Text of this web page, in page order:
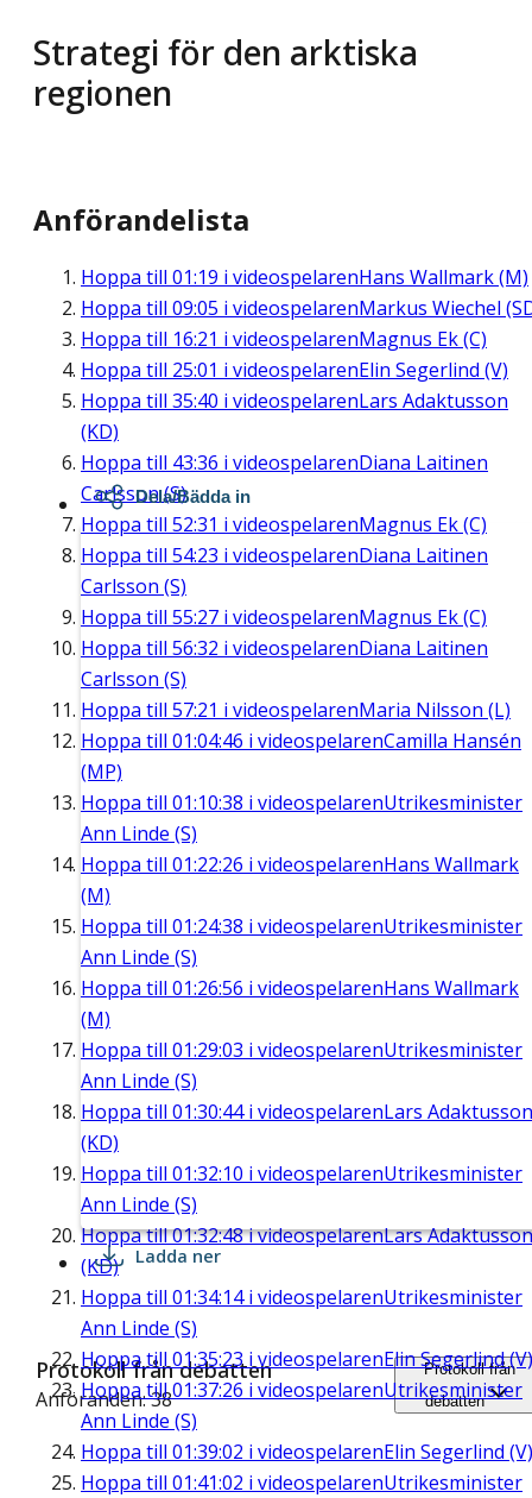
Strategi för den arktiska
regionen
Anförandelista
Hoppa till 01:19 i videospelarenHans Wallmark (M)
Hoppa till 09:05 i videospelarenMarkus Wiechel
Hoppa till 16:21 i videospelarenMagnus Ek (C)
Hoppa till 25:01 i videospelarenElin Segerlind (V)
Hoppa till 35:40 i videospelarenLars Adaktusson
(KD)
Hoppa till 43:36 i videospelarenDiana Laitinen
Carlsson (S)
Hoppa till 52:31 i videospelarenMagnus Ek (C)
Hoppa till 54:23 i videospelarenDiana Laitinen
Carlsson (S)
Hoppa till 55:27 i videospelarenMagnus Ek (C)
Hoppa till 56:32 i videospelarenDiana Laitinen
Carlsson (S)
Hoppa till 57:21 i videospelarenMaria Nilsson (L)
Hoppa till 01:04:46 i videospelarenCamilla Hansén
(MP)
Hoppa till 01:10:38 i videospelarenUtrikesminister
Ann Linde (S)
Hoppa till 01:22:26 i videospelarenHans Wallmark
(M)
Hoppa till 01:24:38 i videospelarenUtrikesminister
Ann Linde (S)
Hoppa till 01:26:56 i videospelarenHans Wallmark
(M)
Hoppa till 01:29:03 i videospelarenUtrikesminister
Ann Linde (S)
Hoppa till 01:30:44i videospelarenLars Adaktusson
(KD)
Hoppa till 01:32:10 i videospelarenUtrikesminister
Ann Linde (S)
Hoppa till01:32:48i videospelarenLars Adaktusson
(KD)
Hoppa till 01:34:14i videospelarenUtrikesminister
Ann Linde (S)
Hoppa till 01:35:23 i videospelarenElin Segerlind (V)
Hoppa till01:37:26 i videospelarenUtrikesminister
Ann Linde (S)
Hoppa till 01:39:02 i videospelarenElin Segerlind (V)
Hoppa till 01:41:02 i videospelarenUtrikesminister
Dela/Bädda in
Ladda ner
Protokoll från debatten
Anföranden: 38
Protokoll från
debatten